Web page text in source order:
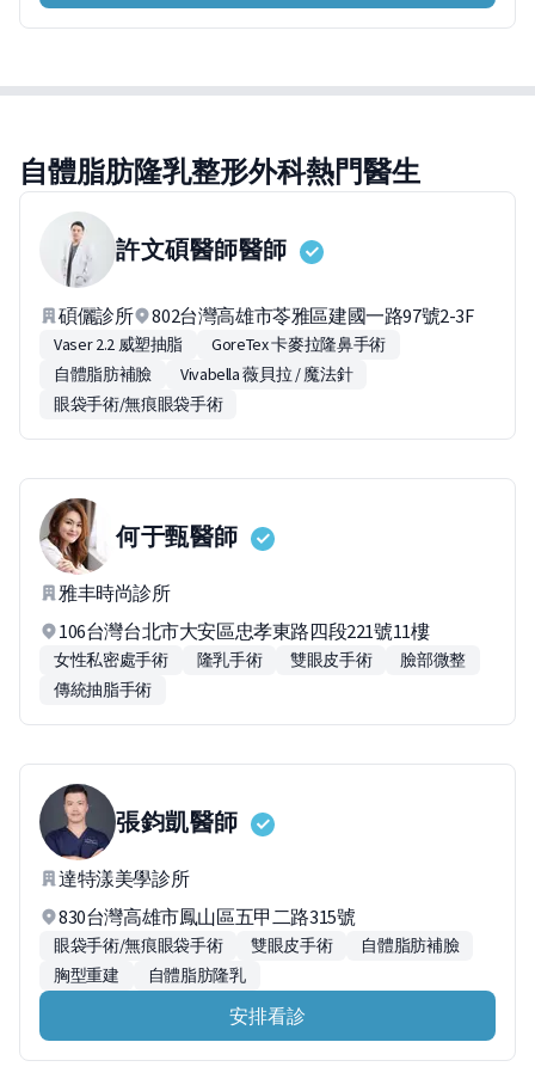
自體脂肪隆乳整形外科熱門醫生
許文碩醫師醫師
碩儷診所 802台灣高雄市苓雅區建國一路97號2-3F
Vaser 2.2 威塑抽脂
GoreTex 卡麥拉隆鼻手術
自體脂肪補臉
Vivabella 薇貝拉 / 魔法針
眼袋手術/無痕眼袋手術
何于甄醫師
雅丰時尚診所
106台灣台北市大安區忠孝東路四段221號11樓
女性私密處手術 隆乳手術 雙眼皮手術
臉部微整
傳統抽脂手術
張鈞凱醫師
達特漾美學診所
830台灣高雄市鳳山區五甲二路315號
眼袋手術/無痕眼袋手術 雙眼皮手術
自體脂肪補臉
胸型重建
自體脂肪隆乳
安排看診